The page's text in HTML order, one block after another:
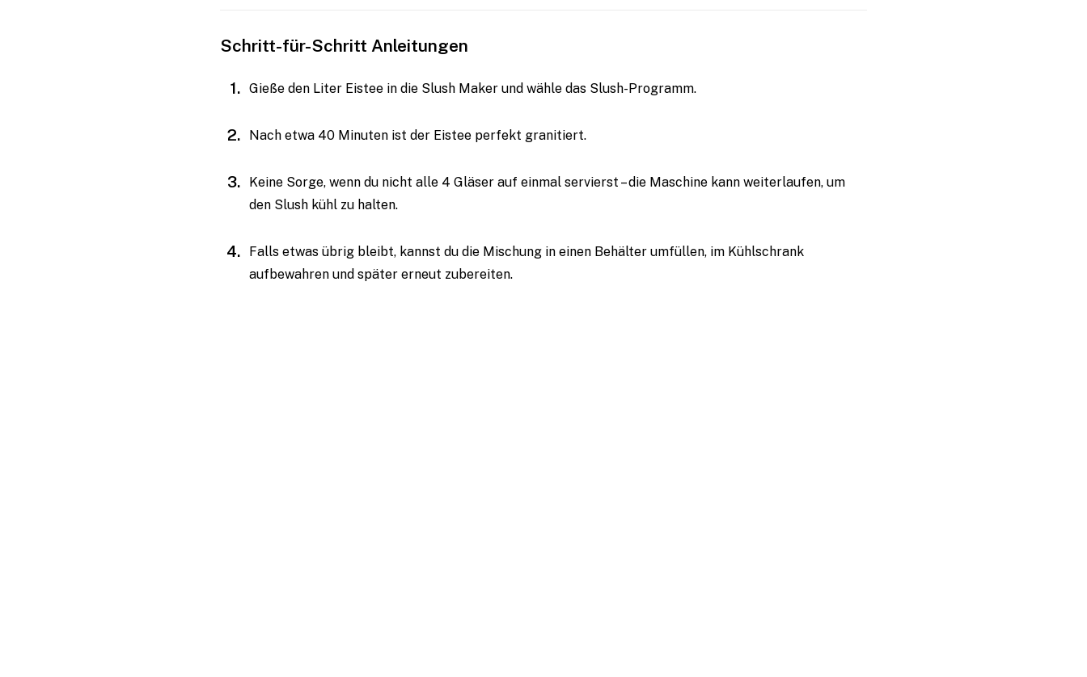
Schritt-für-Schritt Anleitungen
Gieße den Liter Eistee in die Slush Maker und wähle das Slush-Programm.
Nach etwa 40 Minuten ist der Eistee perfekt granitiert.
Keine Sorge, wenn du nicht alle 4 Gläser auf einmal servierst – die Maschine kann weiterlaufen, um
den Slush kühl zu halten.
Falls etwas übrig bleibt, kannst du die Mischung in einen Behälter umfüllen, im Kühlschrank
aufbewahren und später erneut zubereiten.